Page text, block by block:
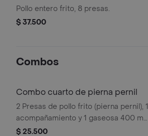
Pollo entero frito, 8 presas.
$ 37.500
Combos
Combo cuarto de pierna pernil
2 Presas de pollo frito (pierna pernil), 1
acompañamiento y 1 gaseosa 400 ml
a elegir.
$ 25.500